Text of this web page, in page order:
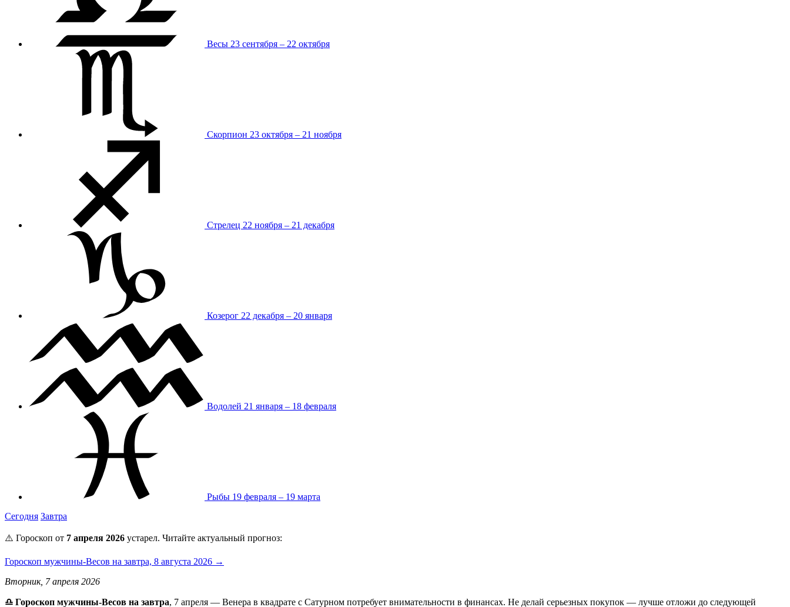
Весы 23 сентября – 22 октября
Скорпион 23 октября – 21 ноября
Стрелец 22 ноября – 21 декабря
Козерог 22 декабря – 20 января
Водолей 21 января – 18 февраля
Рыбы 19 февраля – 19 марта
Сегодня Завтра
⚠️ Гороскоп от 7 апреля 2026 устарел. Читайте актуальный прогноз:
Гороскоп мужчины-Весов на завтра, 8 августа 2026 →
Вторник, 7 апреля 2026
♎️ Гороскоп мужчины-Весов на завтра, 7 апреля — Венера в квадрате с Сатурном потребует внимательности в финансах. Не делай серьезных покупок — лучше отложи до следующей